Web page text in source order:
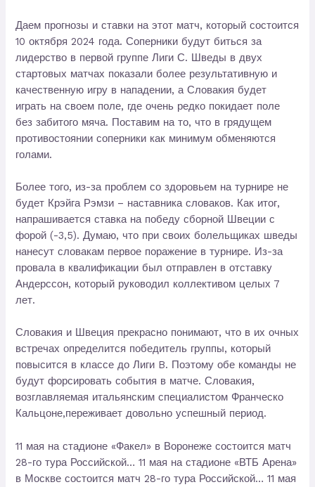
Даем прогнозы и ставки на этот матч, который состоится
10 октября 2024 года. Соперники будут биться за
лидерство в первой группе Лиги С. Шведы в двух
стартовых матчах показали более результативную и
качественную игру в нападении, а Словакия будет
играть на своем поле, где очень редко покидает поле
без забитого мяча. Поставим на то, что в грядущем
противостоянии соперники как минимум обменяются
голами.
Более того, из-за проблем со здоровьем на турнире не
будет Крэйга Рэмзи – наставника словаков. Как итог,
напрашивается ставка на победу сборной Швеции с
форой (-3,5). Думаю, что при своих болельщиках шведы
нанесут словакам первое поражение в турнире. Из-за
провала в квалификации был отправлен в отставку
Андерссон, который руководил коллективом целых 7
лет.
Словакия и Швеция прекрасно понимают, что в их очных
встречах определится победитель группы, который
повысится в классе до Лиги B. Поэтому обе команды не
будут форсировать события в матче. Словакия,
возглавляемая итальянским специалистом Франческо
Кальцоне,переживает довольно успешный период.
11 мая на стадионе «Факел» в Воронеже состоится матч
28-го тура Российской… 11 мая на стадионе «ВТБ Арена»
в Москве состоится матч 28-го тура Российской… 11 мая